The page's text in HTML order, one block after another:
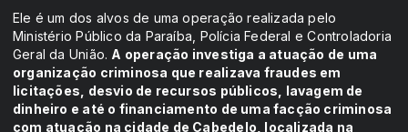
Ele é um dos alvos de uma operação realizada pelo
Ministério Público da Paraíba, Polícia Federal e Controladoria
Geral da União. A operação investiga a atuação de uma
organização criminosa que realizava fraudes em
licitações, desvio de recursos públicos, lavagem de
dinheiro e até o financiamento de uma facção criminosa
com atuação na cidade de Cabedelo, localizada na